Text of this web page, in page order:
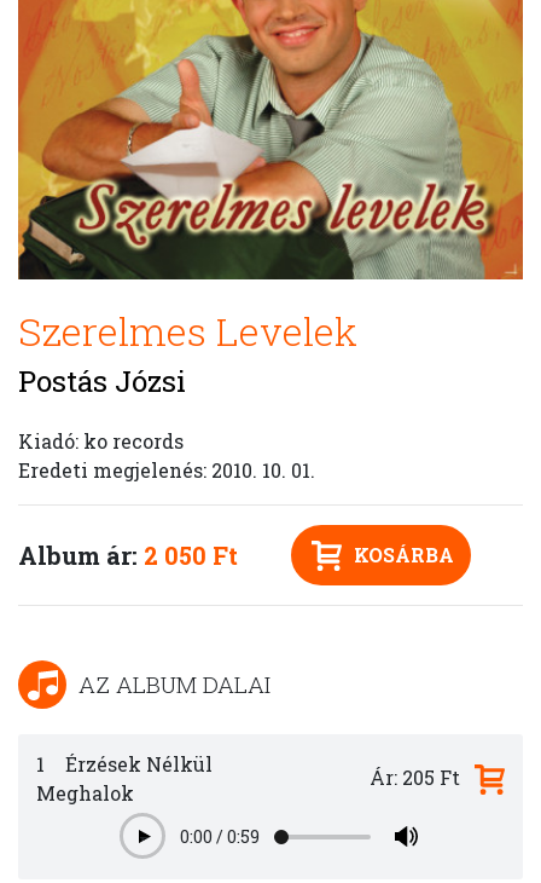
Szerelmes Levelek
Postás Józsi
Kiadó: ko records
Eredeti megjelenés: 2010. 10. 01.
Album ár: 2 050 Ft KOSÁRBA
AZ ALBUM DALAI
1
Érzések Nélkül
Meghalok
Play0:00 /0:59
Ár: 205 Ft